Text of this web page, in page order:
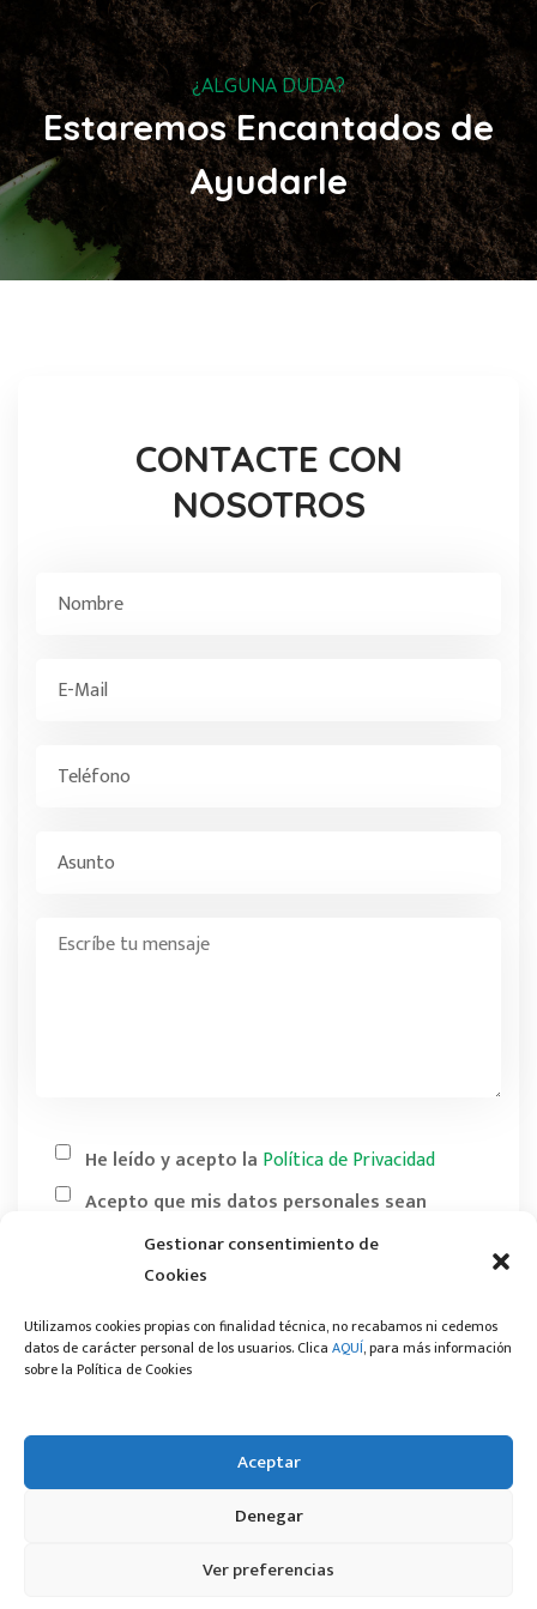
Gestionar consentimiento de
Cookies
Utilizamos cookies propias con finalidad técnica, no recabamos ni cedemos
datos de carácter personal de los usuarios. Clica AQUÍ, para más información
sobre la Política de Cookies
Aceptar
Denegar
Ver preferencias
¿ALGUNA DUDA?
Estaremos Encantados de
Ayudarle
CONTACTE CON
NOSOTROS
He leído y acepto la Política de Privacidad
Acepto que mis datos personales sean
empleados para las finalidades comerciales por
medios electrónicos.
Aviso Legal